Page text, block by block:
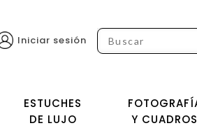
Iniciar sesión
ESTUCHES
DE LUJO
Y CUADROS